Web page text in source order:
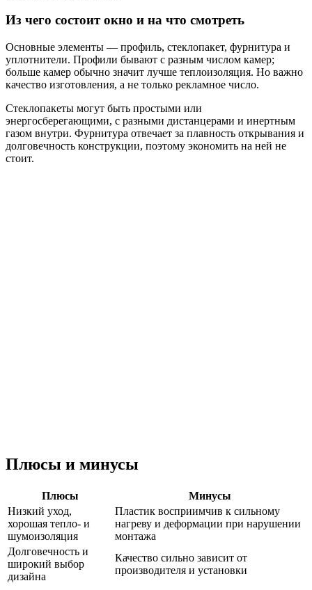
Из чего состоит окно и на что смотреть
Основные элементы — профиль, стеклопакет, фурнитура и
уплотнители. Профили бывают с разным числом камер;
больше камер обычно значит лучше теплоизоляция. Но важно
качество изготовления, а не только рекламное число.
Стеклопакеты могут быть простыми или
энергосберегающими, с разными дистанцерами и инертным
газом внутри. Фурнитура отвечает за плавность открывания и
долговечность конструкции, поэтому экономить на ней не
стоит.
Плюсы и минусы
Плюсы
Минусы
Низкий уход,
хорошая тепло- и
шумоизоляция
Пластик восприимчив к сильному
нагреву и деформации при нарушении
монтажа
Долговечность и
широкий выбор
дизайна
Качество сильно зависит от
производителя и установки